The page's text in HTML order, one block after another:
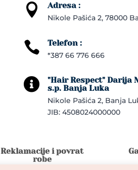
 Adresa :
Nikole Pašića 2, 78000
 Telefon :
*387 66 776 666

"Hair Respect" Darija
s.p. Banja Luka
Nikole Pašića 2, Banja
JIB: 4508024000000
Reklamacije i povrat
robe